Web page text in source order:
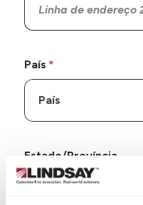
País
Estado/Província